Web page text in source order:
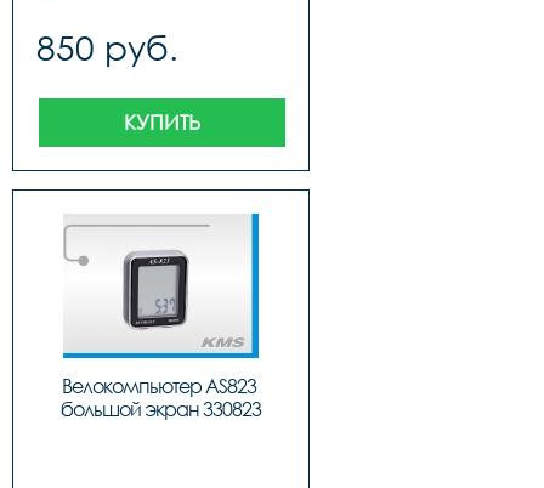
850 руб.
КУПИТЬ
Велокомпьютер AS823
большой экран 330823